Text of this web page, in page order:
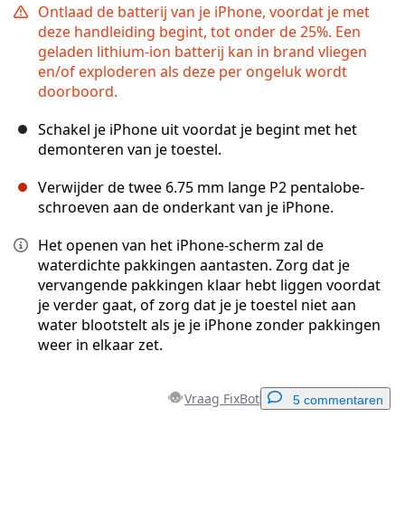
Ontlaad de batterij van je iPhone, voordat je met
deze handleiding begint, tot onder de 25%. Een
geladen lithium-ion batterij kan in brand vliegen
en/of exploderen als deze per ongeluk wordt
doorboord.
Schakel je iPhone uit voordat je begint met het
demonteren van je toestel.
Verwijder de twee 6.75 mm lange P2 pentalobe-
schroeven aan de onderkant van je iPhone.
Het openen van het iPhone-scherm zal de
waterdichte pakkingen aantasten. Zorg dat je
vervangende pakkingen klaar hebt liggen voordat
je verder gaat, of zorg dat je je toestel niet aan
water blootstelt als je je iPhone zonder pakkingen
weer in elkaar zet.
Vraag FixBot 5 commentaren